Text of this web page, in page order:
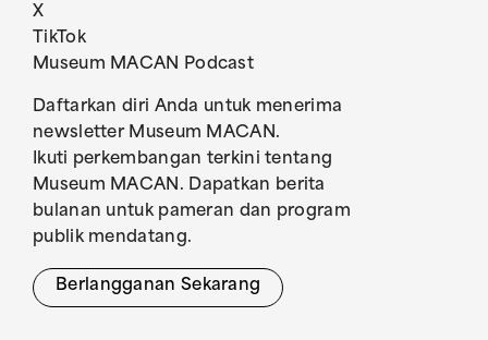
X
TikTok
Museum MACAN Podcast
Daftarkan diri Anda untuk menerima
newsletter Museum MACAN.
Ikuti perkembangan terkini tentang
Museum MACAN. Dapatkan berita
bulanan untuk pameran dan program
publik mendatang.
Berlangganan Sekarang